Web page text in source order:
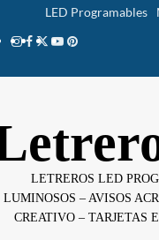
LED Programables
Instagram
facebook
twitter
youtube
pinterest
LETREROS LED
LUMINOSOS – AVISOS
CREATIVO – TARJETAS